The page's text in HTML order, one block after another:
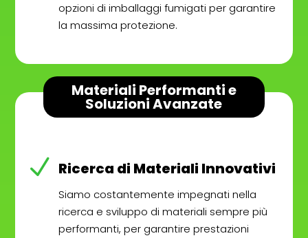
opzioni di imballaggi fumigati per garantire
la massima protezione.
Materiali Performanti e
Soluzioni Avanzate
N Ricerca di Materiali Innovativi
Siamo costantemente impegnati nella
ricerca e sviluppo di materiali sempre più
performanti, per garantire prestazioni